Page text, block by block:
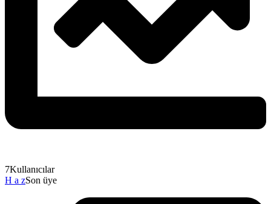
7Kullanıcılar
H a zSon üye